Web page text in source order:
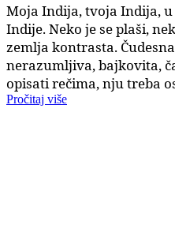
Moja Indija, tvoja Indija,
Indije. Neko je se plaši,
zemlja kontrasta.
nerazumljiva, bajkovita,
opisati rečima, nju treba
Pročitaj više